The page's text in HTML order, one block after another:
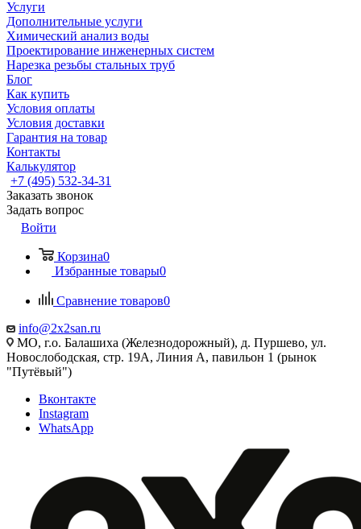
Услуги
Дополнительные услуги
Химический анализ воды
Проектирование инженерных систем
Нарезка резьбы стальных труб
Блог
Как купить
Условия оплаты
Условия доставки
Гарантия на товар
Контакты
Калькулятор
+7 (495) 532‑34‑31
Заказать звонок
Задать вопрос
Войти
Корзина0
Избранные товары0
Сравнение товаров0
info@2x2san.ru
МО, г.о. Балашиха (Железнодорожный), д. Пуршево, ул.
Новослободская, стр. 19А, Линия А, павильон 1 (рынок
"Путёвый")
Вконтакте
Instagram
WhatsApp